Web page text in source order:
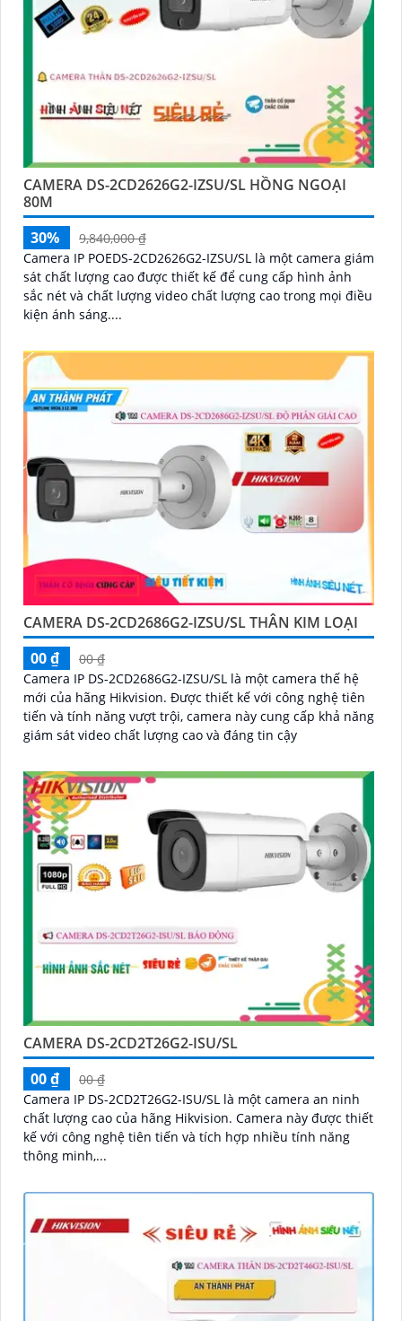
CAMERA DS-2CD2626G2-IZSU/SL HỒNG NGOẠI
80M
30%
9,840,000 ₫
Camera IP POEDS-2CD2626G2-IZSU/SL là một camera giám
sát chất lượng cao được thiết kế để cung cấp hình ảnh
sắc nét và chất lượng video chất lượng cao trong mọi điều
kiện ánh sáng....
CAMERA DS-2CD2686G2-IZSU/SL THÂN KIM LOẠI
00 ₫
00 ₫
Camera IP DS-2CD2686G2-IZSU/SL là một camera thế hệ
mới của hãng Hikvision. Được thiết kế với công nghệ tiên
tiến và tính năng vượt trội, camera này cung cấp khả năng
giám sát video chất lượng cao và đáng tin cậy
CAMERA DS-2CD2T26G2-ISU/SL
00 ₫
00 ₫
Camera IP DS-2CD2T26G2-ISU/SL là một camera an ninh
chất lượng cao của hãng Hikvision. Camera này được thiết
kế với công nghệ tiên tiến và tích hợp nhiều tính năng
thông minh,...